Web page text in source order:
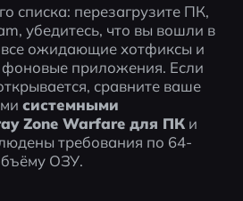
списка: перезагрузите ПК,
убедитесь, что вы вошли в
все ожидающие хотфиксы и
приложения. Если
сравните ваше
системными
Zone Warfare для ПК и
требования по 64-
ОЗУ.